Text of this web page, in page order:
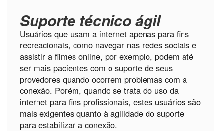
Suporte técnico ágil
Usuários que usam a internet apenas para fins
recreacionais, como navegar nas redes sociais e
assistir a filmes online, por exemplo, podem até
ser mais pacientes com o suporte de seus
provedores quando ocorrem problemas com a
conexão. Porém, quando se trata do uso da
internet para fins profissionais, estes usuários são
mais exigentes quanto à agilidade do suporte
para estabilizar a conexão.